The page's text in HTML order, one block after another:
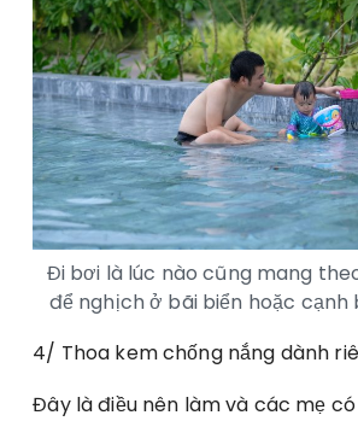
Đi bơi là lúc nào cũng mang
để nghịch ở bãi biển hoặc cạnh
4/ Thoa kem chống nắng dành
Đây là điều nên làm và các mẹ